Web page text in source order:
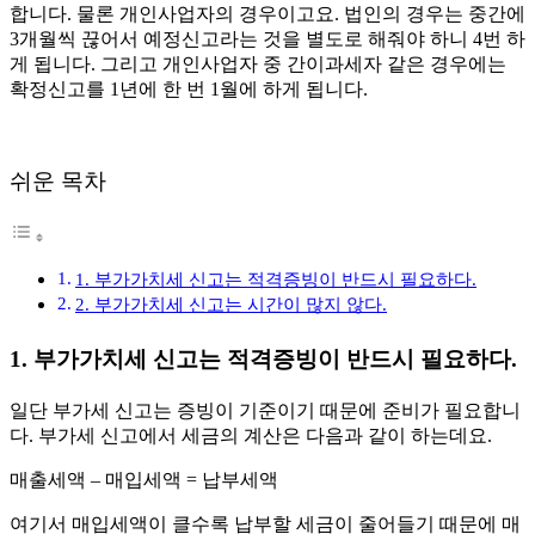
합니다. 물론 개인사업자의 경우이고요. 법인의 경우는 중간에
3개월씩 끊어서 예정신고라는 것을 별도로 해줘야 하니 4번 하
게 됩니다. 그리고 개인사업자 중 간이과세자 같은 경우에는
확정신고를 1년에 한 번 1월에 하게 됩니다.
쉬운 목차
1. 부가가치세 신고는 적격증빙이 반드시 필요하다.
2. 부가가치세 신고는 시간이 많지 않다.
1. 부가가치세 신고는 적격증빙이 반드시 필요하다.
일단 부가세 신고는 증빙이 기준이기 때문에 준비가 필요합니
다. 부가세 신고에서 세금의 계산은 다음과 같이 하는데요.
매출세액 – 매입세액 = 납부세액
여기서 매입세액이 클수록 납부할 세금이 줄어들기 때문에 매